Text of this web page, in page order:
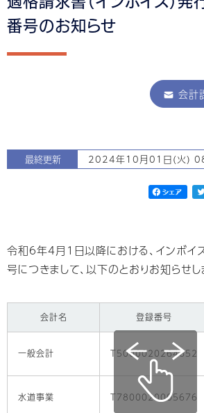
番号のお知らせ
会計
最終更新 2024年10月01日(火)
令和6年4月1日以降における、インボイ
号につきまして、以下のとおりお知らせし
会計名 登録番号
一般会計 T5000020264652
水道事業 T7800020005676